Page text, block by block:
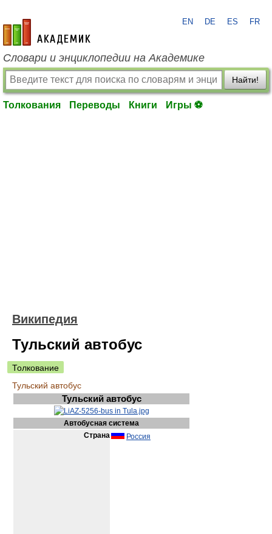
academic.ru
EN DE ES FR
Словари и энциклопедии на Академике
Найти!
Толкования Переводы Книги Игры ⚽
Википедия
Тульский автобус
Толкование
Тульский автобус
Тульский автобус
Автобусная система
Страна
Россия